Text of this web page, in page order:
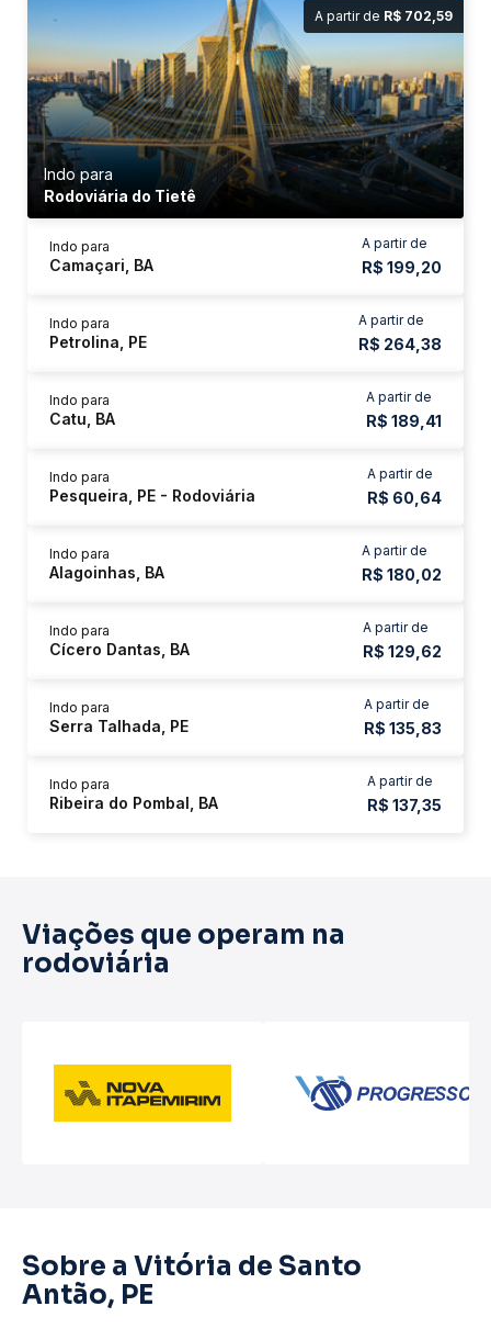
A partir de R$ 702,59
Indo para
Rodoviária do Tietê
A partir de
R$ 199,20
Indo para
Camaçari, BA
A partir de
R$ 264,38
Indo para
Petrolina, PE
A partir de
R$ 189,41
Indo para
Catu, BA
A partir de
R$ 60,64
Indo para
Pesqueira, PE - Rodoviária
A partir de
R$ 180,02
Indo para
Alagoinhas, BA
A partir de
R$ 129,62
Indo para
Cícero Dantas, BA
A partir de
R$ 135,83
Indo para
Serra Talhada, PE
A partir de
R$ 137,35
Indo para
Ribeira do Pombal, BA
Viações que operam na
rodoviária
Sobre a Vitória de Santo
Antão, PE